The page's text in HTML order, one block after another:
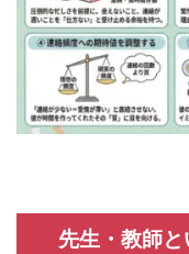
先生・教師